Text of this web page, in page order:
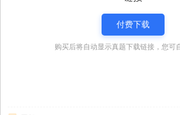
付费下载
购买后将自动显示真题下载链接，您可